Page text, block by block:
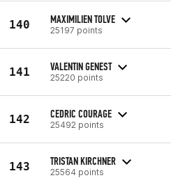
140 MAXIMILIEN TOLVE
25197 points
141 VALENTIN GENEST
25220 points
142 CEDRIC COURAGE
25492 points
143 TRISTAN KIRCHNER
25564 points